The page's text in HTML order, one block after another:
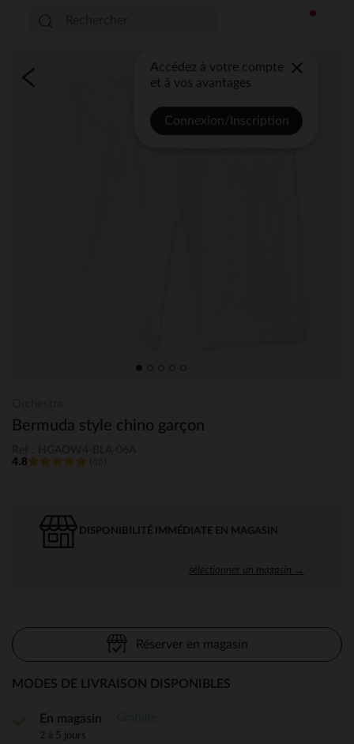
Accédez à votre compte
et à vos avantages
Connexion/Inscription
Bermuda style chino garçon
4.8
DISPONIBILITÉ IMMÉDIATE EN MAGASIN
sélectionner un magasin →
Réserver en magasin
MODES DE LIVRAISON DISPONIBLES
En magasin
2 à 5 jours